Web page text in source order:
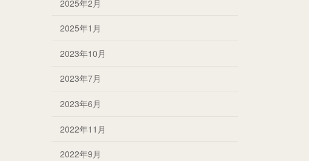
2025年2月
2025年1月
2023年10月
2023年7月
2023年6月
2022年11月
2022年9月